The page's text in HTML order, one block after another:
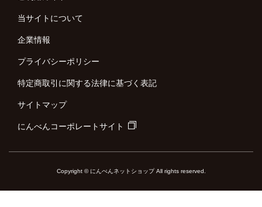
当サイトについて
企業情報
プライバシーポリシー
特定商取引に関する法律に基づく表記
サイトマップ
にんべんコーポレートサイト
Copyright © にんべんネットショップ All rights reserved.